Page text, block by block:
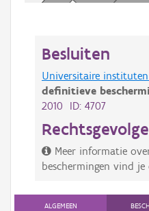
Besluiten
Universitaire
definitieve
2010 ID: 4707
Meer informatie
beschermingen vind je
ALGEMEEN